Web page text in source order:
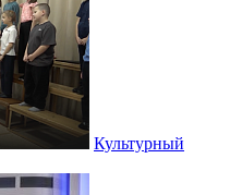
Культурный